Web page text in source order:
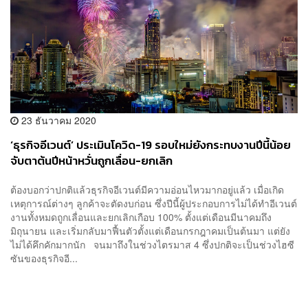
23 ธันวาคม 2020
‘ธุรกิจอีเวนต์’ ประเมินโควิด-19 รอบใหม่ยังกระทบงานปีนี้น้อย
จับตาต้นปีหน้าหวั่นถูกเลื่อน-ยกเลิก
ต้องบอกว่าปกติแล้วธุรกิจอีเวนต์มีความอ่อนไหวมากอยู่แล้ว เมื่อเกิด
เหตุการณ์ต่างๆ ลูกค้าจะตัดงบก่อน ซึ่งปีนี้ผู้ประกอบการไม่ได้ทำอีเวนต์
งานทั้งหมดถูกเลื่อนและยกเลิกเกือบ 100% ตั้งแต่เดือนมีนาคมถึง
มิถุนายน และเริ่มกลับมาฟื้นตัวตั้งแต่เดือนกรกฎาคมเป็นต้นมา แต่ยัง
ไม่ได้คึกคักมากนัก จนมาถึงในช่วงไตรมาส 4 ซึ่งปกติจะเป็นช่วงไฮซี
ซันของธุรกิจอี...